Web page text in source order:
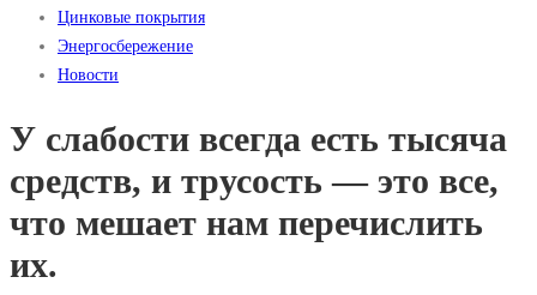
Цинковые покрытия
Энергосбережение
Новости
У слабости всегда есть тысяча
средств, и трусость — это все,
что мешает нам перечислить
их.